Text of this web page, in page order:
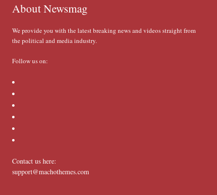
About Newsmag
We provide you with the latest breaking news and videos straight from
the political and media industry.
Follow us on:
Contact us here:
support@machothemes.com